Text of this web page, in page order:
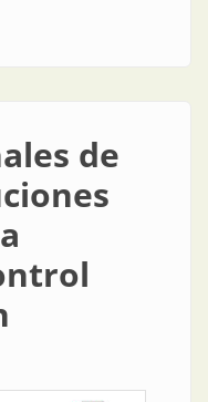
Consultores en
de